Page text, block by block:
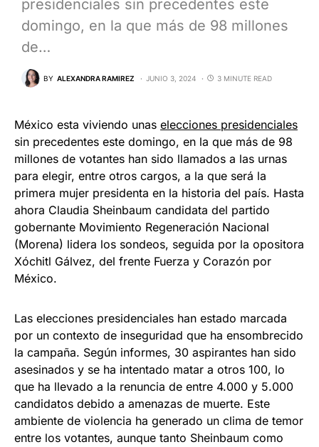
presidenciales sin precedentes este
domingo, en la que más de 98 millones
de…
BY ALEXANDRA RAMIREZ JUNIO 3, 2024 3 MINUTE READ
México esta viviendo unas elecciones presidenciales
sin precedentes este domingo, en la que más de 98
millones de votantes han sido llamados a las urnas
para elegir, entre otros cargos, a la que será la
primera mujer presidenta en la historia del país. Hasta
ahora Claudia Sheinbaum candidata del partido
gobernante Movimiento Regeneración Nacional
(Morena) lidera los sondeos, seguida por la opositora
Xóchitl Gálvez, del frente Fuerza y Corazón por
México.
Las elecciones presidenciales han estado marcada
por un contexto de inseguridad que ha ensombrecido
la campaña. Según informes, 30 aspirantes han sido
asesinados y se ha intentado matar a otros 100, lo
que ha llevado a la renuncia de entre 4.000 y 5.000
candidatos debido a amenazas de muerte. Este
ambiente de violencia ha generado un clima de temor
entre los votantes, aunque tanto Sheinbaum como